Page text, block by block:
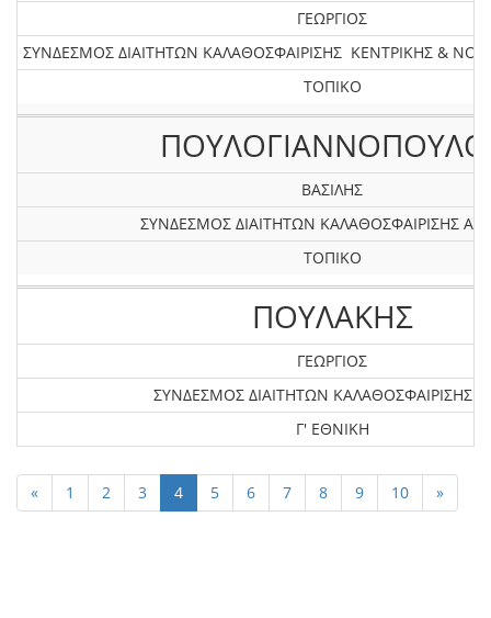
ΓΕΩΡΓΙΟΣ
ΣΥΝΔΕΣΜΟΣ ΔΙΑΙΤΗΤΩΝ ΚΑΛΑΘΟΣΦΑΙΡΙΣΗΣ ΚΕΝΤΡΙΚΗΣ &
ΤΟΠΙΚΟ
ΒΑΣΙΛΗΣ
ΣΥΝΔΕΣΜΟΣ ΔΙΑΙΤΗΤΩΝ ΚΑΛΑΘΟΣΦΑΙΡΙΣΗΣ
ΤΟΠΙΚΟ
ΠΟΥΛΑΚΗΣ
ΓΕΩΡΓΙΟΣ
ΣΥΝΔΕΣΜΟΣ ΔΙΑΙΤΗΤΩΝ ΚΑΛΑΘΟΣΦΑΙΡΙΣΗΣ
Γ' ΕΘΝΙΚΗ
« 1 2 3 4 5 6 7 8 9 10 »